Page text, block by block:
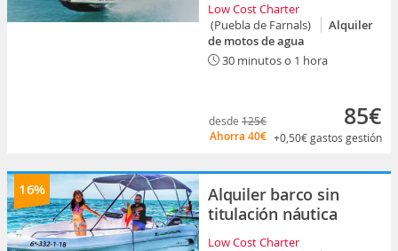
Low Cost Charter
(Puebla de Farnals)
Alquiler
de motos de agua
30 minutos o 1 hora
desde 125€
Ahorra 40€
85€
+0,50€gastos gestión
16%
Alquiler barco sin
titulación náutica
Low Cost Charter